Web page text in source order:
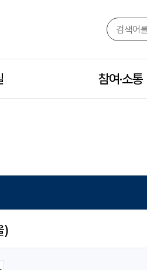
위
참여·소통모
)